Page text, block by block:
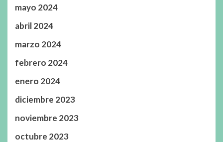
mayo 2024
abril 2024
marzo 2024
febrero 2024
enero 2024
diciembre 2023
noviembre 2023
octubre 2023